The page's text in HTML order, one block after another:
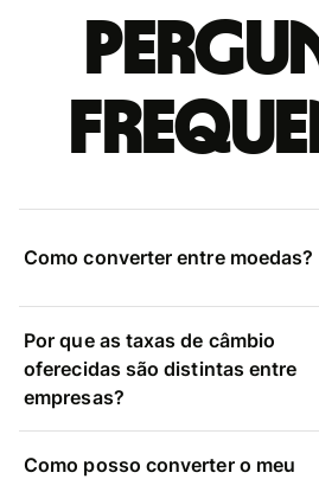
Como converter entre moedas?
Por que as taxas de câmbio
oferecidas são distintas entre
empresas?
Como posso converter o meu